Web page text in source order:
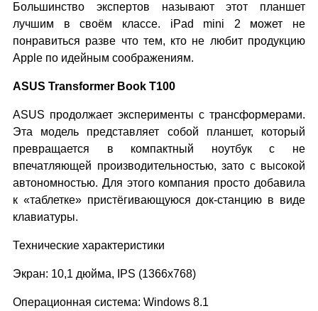
Большинство экспертов называют этот планшет
лучшим в своём классе. iPad mini 2 может не
понравиться разве что тем, кто не любит продукцию
Apple по идейным соображениям.
ASUS Transformer Book T100
ASUS продолжает эксперименты с трансформерами.
Эта модель представляет собой планшет, который
превращается в компактный ноутбук с не
впечатляющей производительностью, зато с высокой
автономностью. Для этого компания просто добавила
к «таблетке» пристёгивающуюся док-станцию в виде
клавиатуры.
Технические характеристики
Экран: 10,1 дюйма, IPS (1366х768)
Операционная система: Windows 8.1